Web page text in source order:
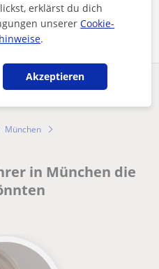
Fehler?Melden
München
in München die
erklärst du dich
unsererCookie-
.
Akzeptieren